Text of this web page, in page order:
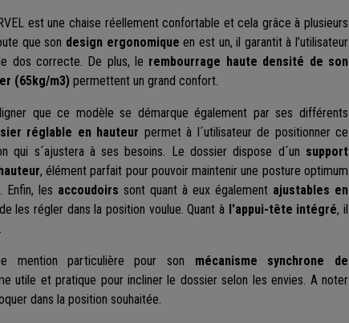
est une chaise réellement confortable et cela grâce à plusieurs
que son design ergonomique en est un, il garantit à l’utilisateur
dos correcte. De plus, le rembourrage haute densité de son
(65kg/m3) permettent un grand confort.
que ce modèle se démarque également par ses différents
réglable en hauteur permet à l´utilisateur de positionner ce
qui s´ajustera à ses besoins. Le dossier dispose d´un support
, élément parfait pour pouvoir maintenir une posture optimum
Enfin, les accoudoirs sont quant à eux également ajustables en
les régler dans la position voulue. Quant à l'appui-tête intégré, il
mention particulière pour son mécanisme synchrone de
utile et pratique pour incliner le dossier selon les envies. A noter
dans la position souhaitée.